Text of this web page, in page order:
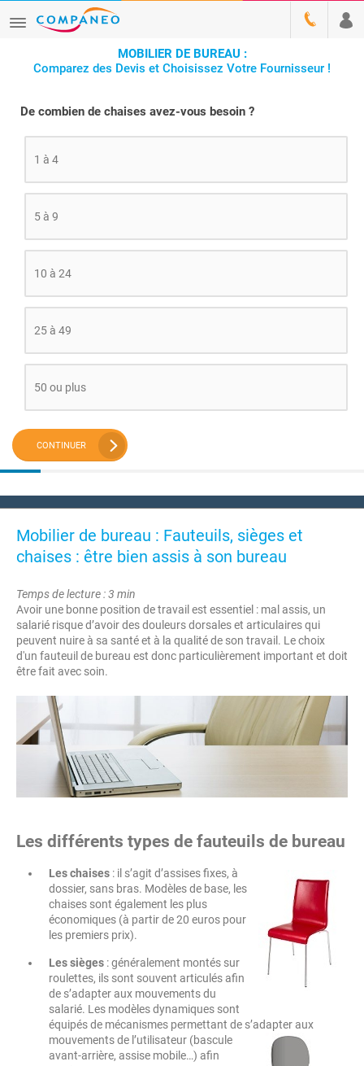
MOBILIER DE BUREAU :
Comparez des Devis et Choisissez Votre Fournisseur !
De combien de chaises avez-vous besoin ?
1 à 4
5 à 9
10 à 24
25 à 49
50 ou plus
CONTINUER
Mobilier de bureau : Fauteuils, sièges et
chaises : être bien assis à son bureau
Temps de lecture : 3 min
Avoir une bonne position de travail est essentiel : mal assis, un
salarié risque d’avoir des douleurs dorsales et articulaires qui
peuvent nuire à sa santé et à la qualité de son travail. Le choix
d'un fauteuil de bureau est donc particulièrement important et doit
être fait avec soin.
Les différents types de fauteuils de bureau
Les chaises : il s’agit d’assises fixes, à
dossier, sans bras. Modèles de base, les
chaises sont également les plus
économiques (à partir de 20 euros pour
les premiers prix).
Les sièges : généralement montés sur
roulettes, ils sont souvent articulés afin
de s’adapter aux mouvements du
salarié. Les modèles dynamiques sont
équipés de mécanismes permettant de s’adapter aux
mouvements de l’utilisateur (bascule
avant-arrière, assise mobile…) afin